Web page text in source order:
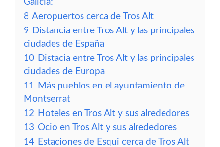
Galicia:
8 Aeropuertos cerca de Tros Alt
9 Distancia entre Tros Alt y las principales
ciudades de España
10 Distacia entre Tros Alt y las principales
ciudades de Europa
11 Más pueblos en el ayuntamiento de
Montserrat
12 Hoteles en Tros Alt y sus alrededores
13 Ocio en Tros Alt y sus alrededores
14 Estaciones de Esqui cerca de Tros Alt